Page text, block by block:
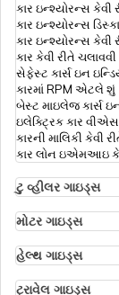
પે
ઝીરો
કાર ઇન્શ્યોરન્સ કેવી
કાર ઇન્શ્યોરન્સ
કાર ઇન્શ્યોરન્સ કેવી
કાર કેવી રીતે ચલાવવી
સેફેસ્ટ કાર્સ ઇન
કારમાં RPM એટલે શું
બેસ્ટ માઇલેજ કાર્સ
ઇલેક્ટ્રિક કાર વીએસ
કારની માલિકી કેવી
કાર લોન ઇએમઆઇ
ટુ વ્હીલર ગાઇડ્સ
એથર એનર્જી બાઇક
હીરો એચએફ ડિલક્સ
રોયલ એનફિલ્ડ
હોન્ડા બાઇક
મોટર ગાઇડ્સ
ટાઇપ્સ ઑફ મોટર
રોડસાઇડ અસિસ્ટન્સ
હેલ્થ ગાઇડ્સ
હેલ્થ ઇન્શ્યોરન્સ
ટ્રાવેલ ગાઇડ્સ